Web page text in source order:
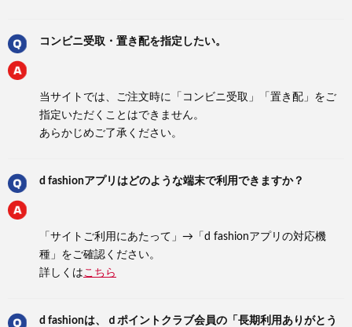
コンビニ受取・置き配を指定したい。
当サイトでは、ご注文時に「コンビニ受取」「置き配」をご
指定いただくことはできません。
あらかじめご了承ください。
d fashionアプリはどのような端末で利用できますか？
「サイトご利用にあたって」→「d fashionアプリの対応機
種」をご確認ください。
詳しくはこちら
d fashionは、ｄポイントクラブ会員の「長期利用ありがとう